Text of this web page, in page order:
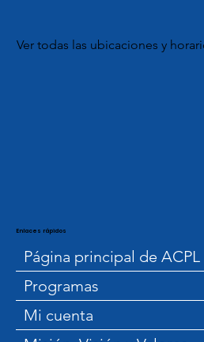
Ver todas las ubicaciones y
Enlaces rápidos
Página principal de ACPL
Programas
Mi cuenta